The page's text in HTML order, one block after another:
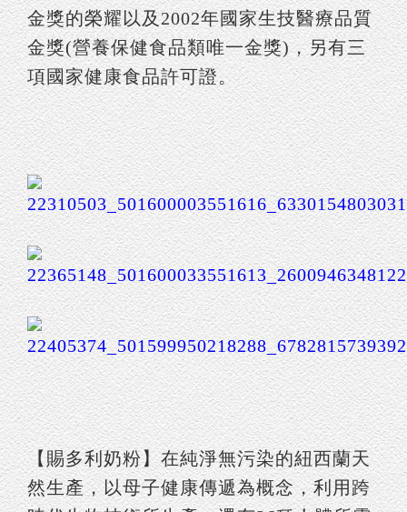
金獎的榮耀以及2002年國家生技醫療品質
金獎(營養保健食品類唯一金獎)，另有三
項國家健康食品許可證。
【賜多利奶粉】在純淨無污染的紐西蘭天
然生產，以母子健康傳遞為概念，利用跨